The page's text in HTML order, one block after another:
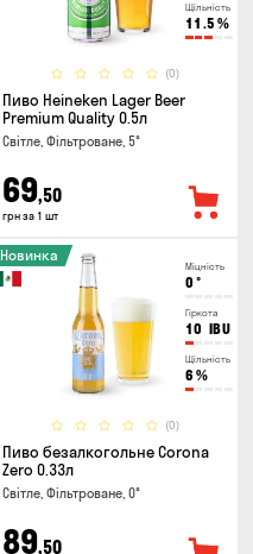
Щільність
11.5 %
(0)
Пиво Heineken Lager Beer
Premium Quality 0.5л
Світле, Фільтроване, 5°
69,50
грн за 1 шт
Міцність
0 °
Гіркота
10 IBU
Щільність
6 %
(0)
Новинка
Пиво безалкогольне Corona
Zero 0.33л
Світле, Фільтроване, 0°
89,50